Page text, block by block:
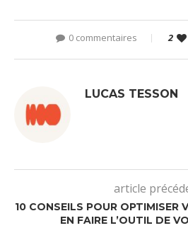
0 commentaires 2
LUCAS TESSON
article
10 CONSEILS POUR OPTIMISER
EN FAIRE L’OUTIL DE